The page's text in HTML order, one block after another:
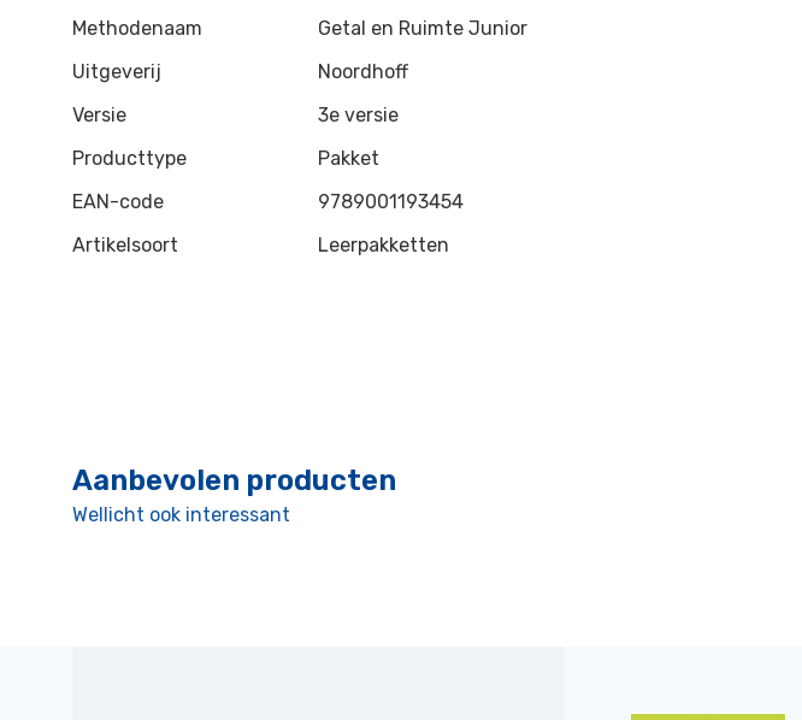
Methodenaam
Getal en Ruimte Junior
Uitgeverij
Noordhoff
Versie
3e versie
Producttype
Pakket
EAN-code
9789001193454
Artikelsoort
Leerpakketten
Aanbevolen producten
Wellicht ook interessant